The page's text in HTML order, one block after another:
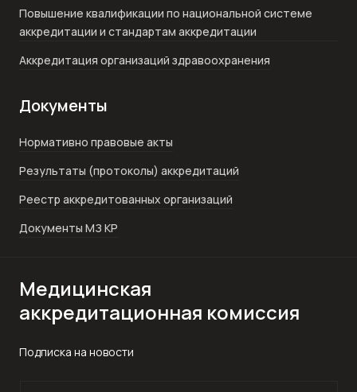
Повышение квалификации по национальной системе
аккредитации и стандартам аккредитации
Аккредитация организаций здравоохранения
Документы
Нормативно правовые акты
Результаты (протоколы) аккредитаций
Реестр аккредитованных организаций
Документы МЗ КР
Медицинская
аккредитационная комиссия
Подписка на новости